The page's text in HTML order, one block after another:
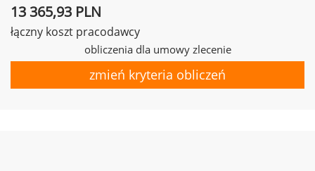
13 365,93 PLN
łączny koszt pracodawcy
obliczenia dla umowy zlecenie
zmień kryteria obliczeń